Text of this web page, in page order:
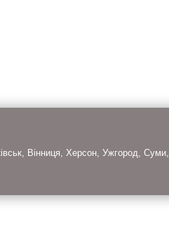
Вінниця, Херсон, Ужгород, Суми,